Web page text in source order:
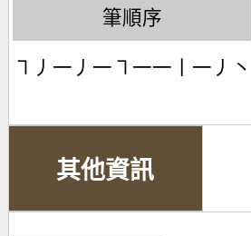
筆順序
㇕丿一丿一㇕一一丨一丿丶
其他資訊